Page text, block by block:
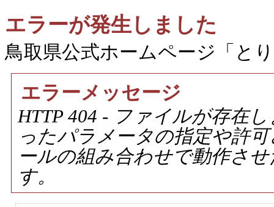
エラーが発生しました
鳥取県公式ホームページ「と
エラーメッセージ
HTTP 404 - ファイルが存在
ったパラメータの指定や許
ールの組み合わせで動作さ
す。